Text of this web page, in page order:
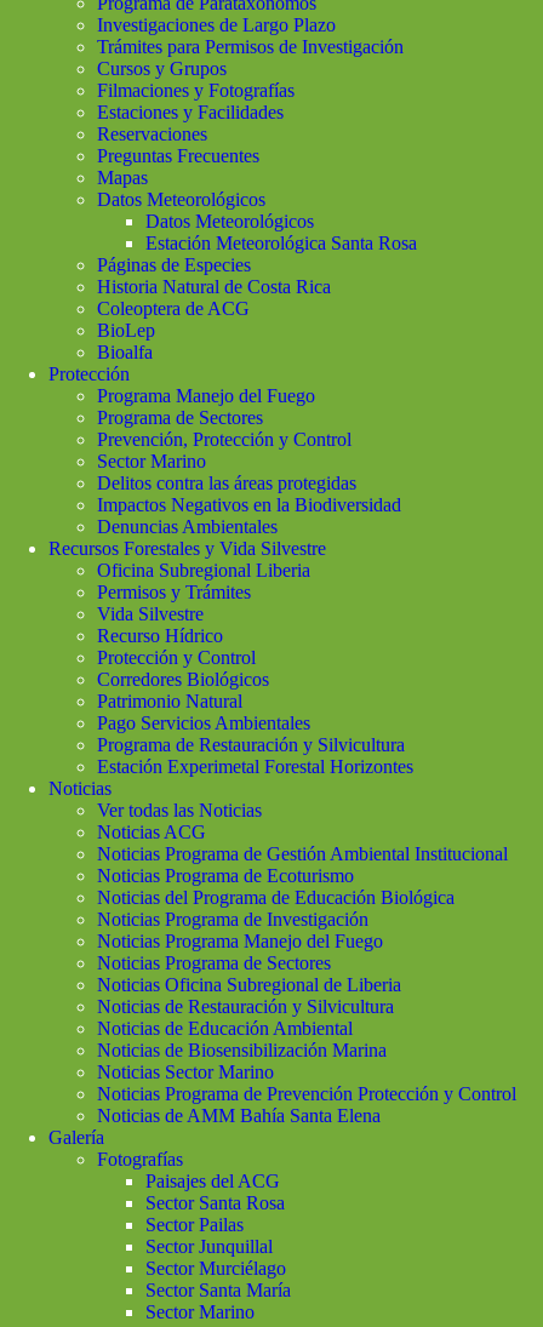
Investigaciones de Largo Plazo
Trámites para Permisos de Investigación
Cursos y Grupos
Filmaciones y Fotografías
Estaciones y Facilidades
Reservaciones
Preguntas Frecuentes
Mapas
Datos Meteorológicos
Datos Meteorológicos
Estación Meteorológica Santa Rosa
Páginas de Especies
Historia Natural de Costa Rica
Coleoptera de ACG
BioLep
Bioalfa
Protección
Programa Manejo del Fuego
Programa de Sectores
Prevención, Protección y Control
Sector Marino
Delitos contra las áreas protegidas
Impactos Negativos en la Biodiversidad
Denuncias Ambientales
Recursos Forestales y Vida Silvestre
Oficina Subregional Liberia
Permisos y Trámites
Vida Silvestre
Recurso Hídrico
Protección y Control
Corredores Biológicos
Patrimonio Natural
Pago Servicios Ambientales
Programa de Restauración y Silvicultura
Estación Experimetal Forestal Horizontes
Noticias
Ver todas las Noticias
Noticias ACG
Noticias Programa de Gestión Ambiental Institucional
Noticias Programa de Ecoturismo
Noticias del Programa de Educación Biológica
Noticias Programa de Investigación
Noticias Programa Manejo del Fuego
Noticias Programa de Sectores
Noticias Oficina Subregional de Liberia
Noticias de Restauración y Silvicultura
Noticias de Educación Ambiental
Noticias de Biosensibilización Marina
Noticias Sector Marino
Noticias Programa de Prevención Protección y Control
Noticias de AMM Bahía Santa Elena
Galería
Fotografías
Paisajes del ACG
Sector Santa Rosa
Sector Pailas
Sector Junquillal
Sector Murciélago
Sector Santa María
Sector Marino